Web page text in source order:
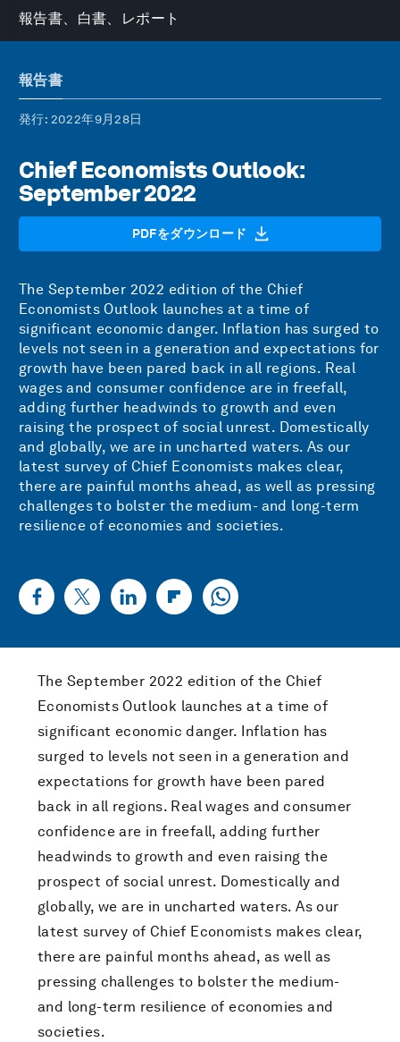
報告書、白書、レポート
報告書
発行: 2022年9月28日
Chief Economists Outlook:
September 2022
PDFをダウンロード
The September 2022 edition of the Chief
Economists Outlook launches at a time of
significant economic danger. Inflation has surged to
levels not seen in a generation and expectations for
growth have been pared back in all regions. Real
wages and consumer confidence are in freefall,
adding further headwinds to growth and even
raising the prospect of social unrest. Domestically
and globally, we are in uncharted waters. As our
latest survey of Chief Economists makes clear,
there are painful months ahead, as well as pressing
challenges to bolster the medium- and long-term
resilience of economies and societies.
The September 2022 edition of the Chief
Economists Outlook launches at a time of
significant economic danger. Inflation has
surged to levels not seen in a generation and
expectations for growth have been pared
back in all regions. Real wages and consumer
confidence are in freefall, adding further
headwinds to growth and even raising the
prospect of social unrest. Domestically and
globally, we are in uncharted waters. As our
latest survey of Chief Economists makes clear,
there are painful months ahead, as well as
pressing challenges to bolster the medium-
and long-term resilience of economies and
societies.